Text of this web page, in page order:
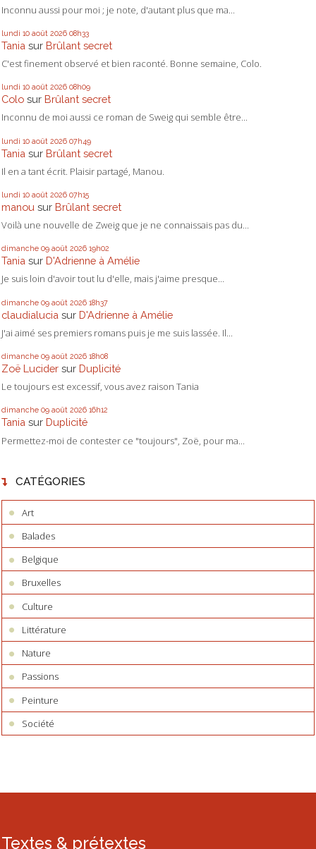
Inconnu aussi pour moi ; je note, d'autant plus que ma...
lundi 10 août 2026 08h33
Tania sur Brûlant secret
C'est finement observé et bien raconté. Bonne semaine, Colo.
lundi 10 août 2026 08h09
Colo sur Brûlant secret
Inconnu de moi aussi ce roman de Sweig qui semble être...
lundi 10 août 2026 07h49
Tania sur Brûlant secret
Il en a tant écrit. Plaisir partagé, Manou.
lundi 10 août 2026 07h15
manou sur Brûlant secret
Voilà une nouvelle de Zweig que je ne connaissais pas du...
dimanche 09 août 2026 19h02
Tania sur D'Adrienne à Amélie
Je suis loin d'avoir tout lu d'elle, mais j'aime presque...
dimanche 09 août 2026 18h37
claudialucia sur D'Adrienne à Amélie
J'ai aimé ses premiers romans puis je me suis lassée. Il...
dimanche 09 août 2026 18h08
Zoë Lucider sur Duplicité
Le toujours est excessif, vous avez raison Tania
dimanche 09 août 2026 16h12
Tania sur Duplicité
Permettez-moi de contester ce "toujours", Zoë, pour ma...
CATÉGORIES
Art
Balades
Belgique
Bruxelles
Culture
Littérature
Nature
Passions
Peinture
Société
Textes & prétextes